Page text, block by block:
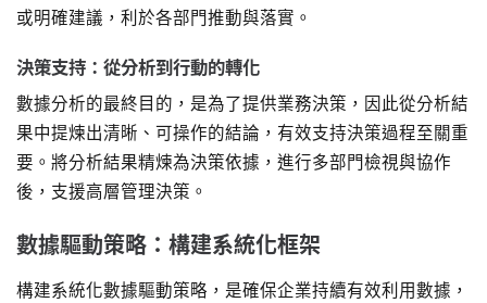
或明確建議，利於各部門推動與落實。
決策支持：從分析到行動的轉化
數據分析的最終目的，是為了提供業務決策，因此從分析結
果中提煉出清晰、可操作的結論，有效支持決策過程至關重
要。將分析結果精煉為決策依據，進行多部門檢視與協作
後，支援高層管理決策。
數據驅動策略：構建系統化框架
構建系統化數據驅動策略，是確保企業持續有效利用數據，